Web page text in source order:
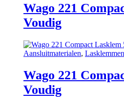
Wago 221
Voudig
Aansluitmaterialen, Lasklemmen
Wago 221
Voudig